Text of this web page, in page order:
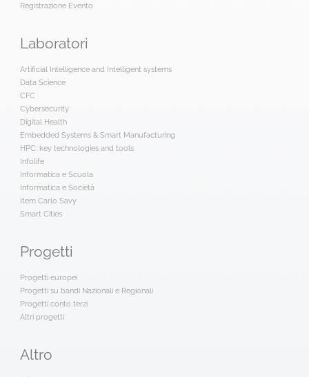
Registrazione Evento
Laboratori
Artificial Intelligence and Intelligent systems
Data Science
CFC
Cybersecurity
Digital Health
Embedded Systems & Smart Manufacturing
HPC: key technologies and tools
Infolife
Informatica e Scuola
Informatica e Società
Item Carlo Savy
Smart Cities
Progetti
Progetti europei
Progetti su bandi Nazionali e Regionali
Progetti conto terzi
Altri progetti
Altro